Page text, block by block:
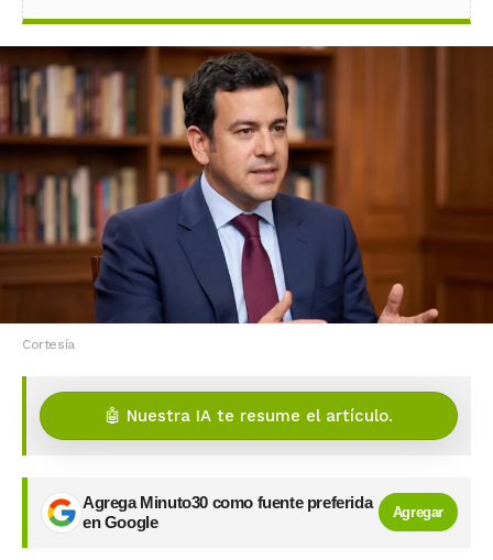
Cortesía
🤖 Nuestra IA te resume el artículo.
Agrega Minuto30 como fuente preferida
en Google
Agregar